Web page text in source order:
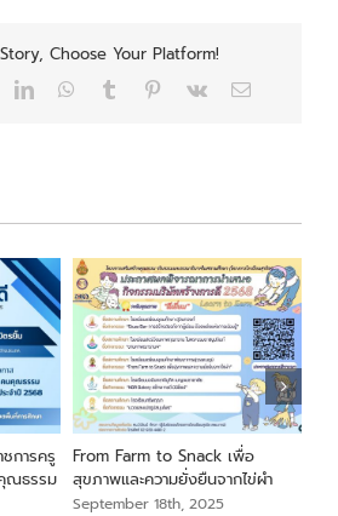
Choose Your Platform!
LinkedInWhatsApp
Tumblr Pinterest
Vk Email
การครู
ณธรรม
From Farm to Snack เพื่อ
สุขภาพและความยั่งยืนจากไข่ผำ
September 18th, 2025